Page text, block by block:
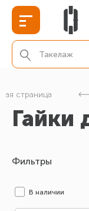
страница
Гайки
Фильтры
В наличии